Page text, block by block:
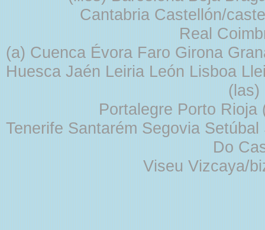
Cantabria Castellón/
Real
(a) Cuenca Évora Faro Girona
Huesca Jaén Leiria León Lisboa
Portalegre Porto
Tenerife Santarém Segovia
Do
Viseu Vizcaya/